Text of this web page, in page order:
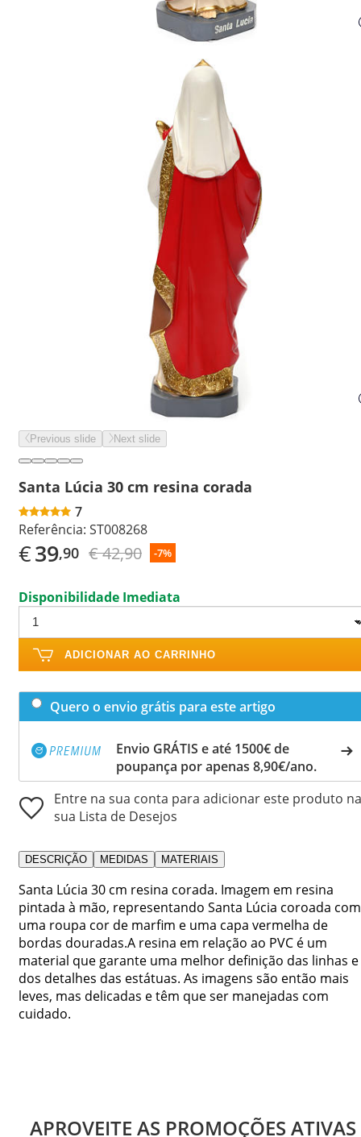
Previous slide Next slide
Santa Lúcia 30 cm resina corada
7
Referência: ST008268
€39,90 € 42,90 -7%
Disponibilidade Imediata
ADICIONAR AO CARRINHO
Quero o envio grátis para este artigo
Envio GRÁTIS e até 1500€ de
poupança por apenas 8,90€/ano.
Entre na sua conta para adicionar este produto na
sua Lista de Desejos
DESCRIÇÃO MEDIDAS MATERIAIS
Santa Lúcia 30 cm resina corada. Imagem em resina
pintada à mão, representando Santa Lúcia coroada com
uma roupa cor de marfim e uma capa vermelha de
bordas douradas.A resina em relação ao PVC é um
material que garante uma melhor definição das linhas e
dos detalhes das estátuas. As imagens são então mais
leves, mas delicadas e têm que ser manejadas com
cuidado.
APROVEITE AS PROMOÇÕES ATIVAS